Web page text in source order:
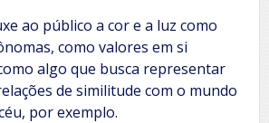
ao público a cor e a luz como
como valores em si
algo que busca representar
de similitude com o mundo
por exemplo.